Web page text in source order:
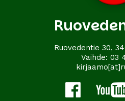
Ruovedentie 30,
Vaihde: 03